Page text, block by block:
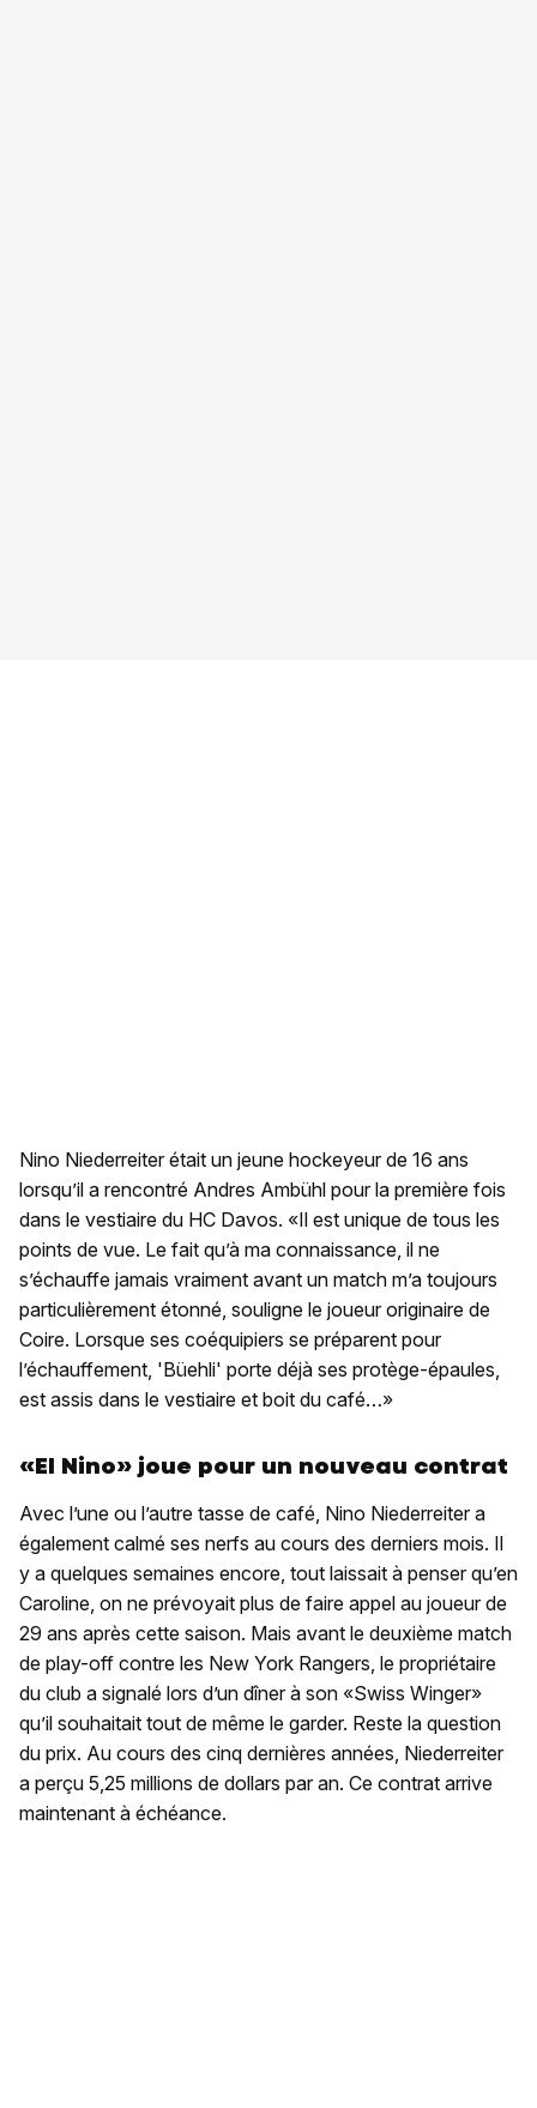
Nino Niederreiter était un jeune hockeyeur de 16 ans
lorsqu’il a rencontré Andres Ambühl pour la première fois
dans le vestiaire du HC Davos. «Il est unique de tous les
points de vue. Le fait qu’à ma connaissance, il ne
s’échauffe jamais vraiment avant un match m’a toujours
particulièrement étonné, souligne le joueur originaire de
Coire. Lorsque ses coéquipiers se préparent pour
l’échauffement, 'Büehli' porte déjà ses protège-épaules,
est assis dans le vestiaire et boit du café…»
«El Nino» joue pour un nouveau contrat
Avec l’une ou l’autre tasse de café, Nino Niederreiter a
également calmé ses nerfs au cours des derniers mois. Il
y a quelques semaines encore, tout laissait à penser qu’en
Caroline, on ne prévoyait plus de faire appel au joueur de
29 ans après cette saison. Mais avant le deuxième match
de play-off contre les New York Rangers, le propriétaire
du club a signalé lors d’un dîner à son «Swiss Winger»
qu’il souhaitait tout de même le garder. Reste la question
du prix. Au cours des cinq dernières années, Niederreiter
a perçu 5,25 millions de dollars par an. Ce contrat arrive
maintenant à échéance.